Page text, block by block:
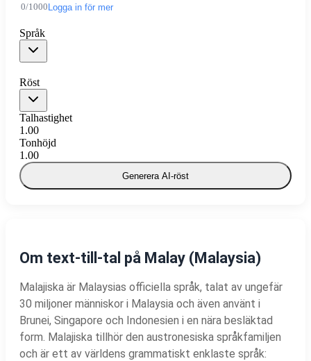
0/1000 Logga in för mer
Språk
Röst
Talhastighet
1.00
Tonhöjd
1.00
Generera AI-röst
Om text-till-tal på Malay (Malaysia)
Malajiska är Malaysias officiella språk, talat av ungefär
30 miljoner människor i Malaysia och även använt i
Brunei, Singapore och Indonesien i en nära besläktad
form. Malajiska tillhör den austronesiska språkfamiljen
och är ett av världens grammatiskt enklaste språk: